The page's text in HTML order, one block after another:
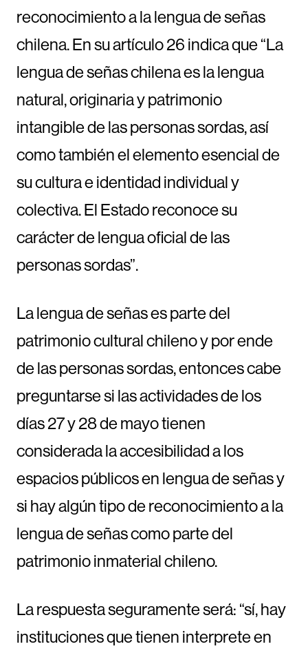
reconocimiento a la lengua de señas
chilena. En su artículo 26 indica que “La
lengua de señas chilena es la lengua
natural, originaria y patrimonio
intangible de las personas sordas, así
como también el elemento esencial de
su cultura e identidad individual y
colectiva. El Estado reconoce su
carácter de lengua oficial de las
personas sordas”.
La lengua de señas es parte del
patrimonio cultural chileno y por ende
de las personas sordas, entonces cabe
preguntarse si las actividades de los
días 27 y 28 de mayo tienen
considerada la accesibilidad a los
espacios públicos en lengua de señas y
si hay algún tipo de reconocimiento a la
lengua de señas como parte del
patrimonio inmaterial chileno.
La respuesta seguramente será: “sí, hay
instituciones que tienen interprete en